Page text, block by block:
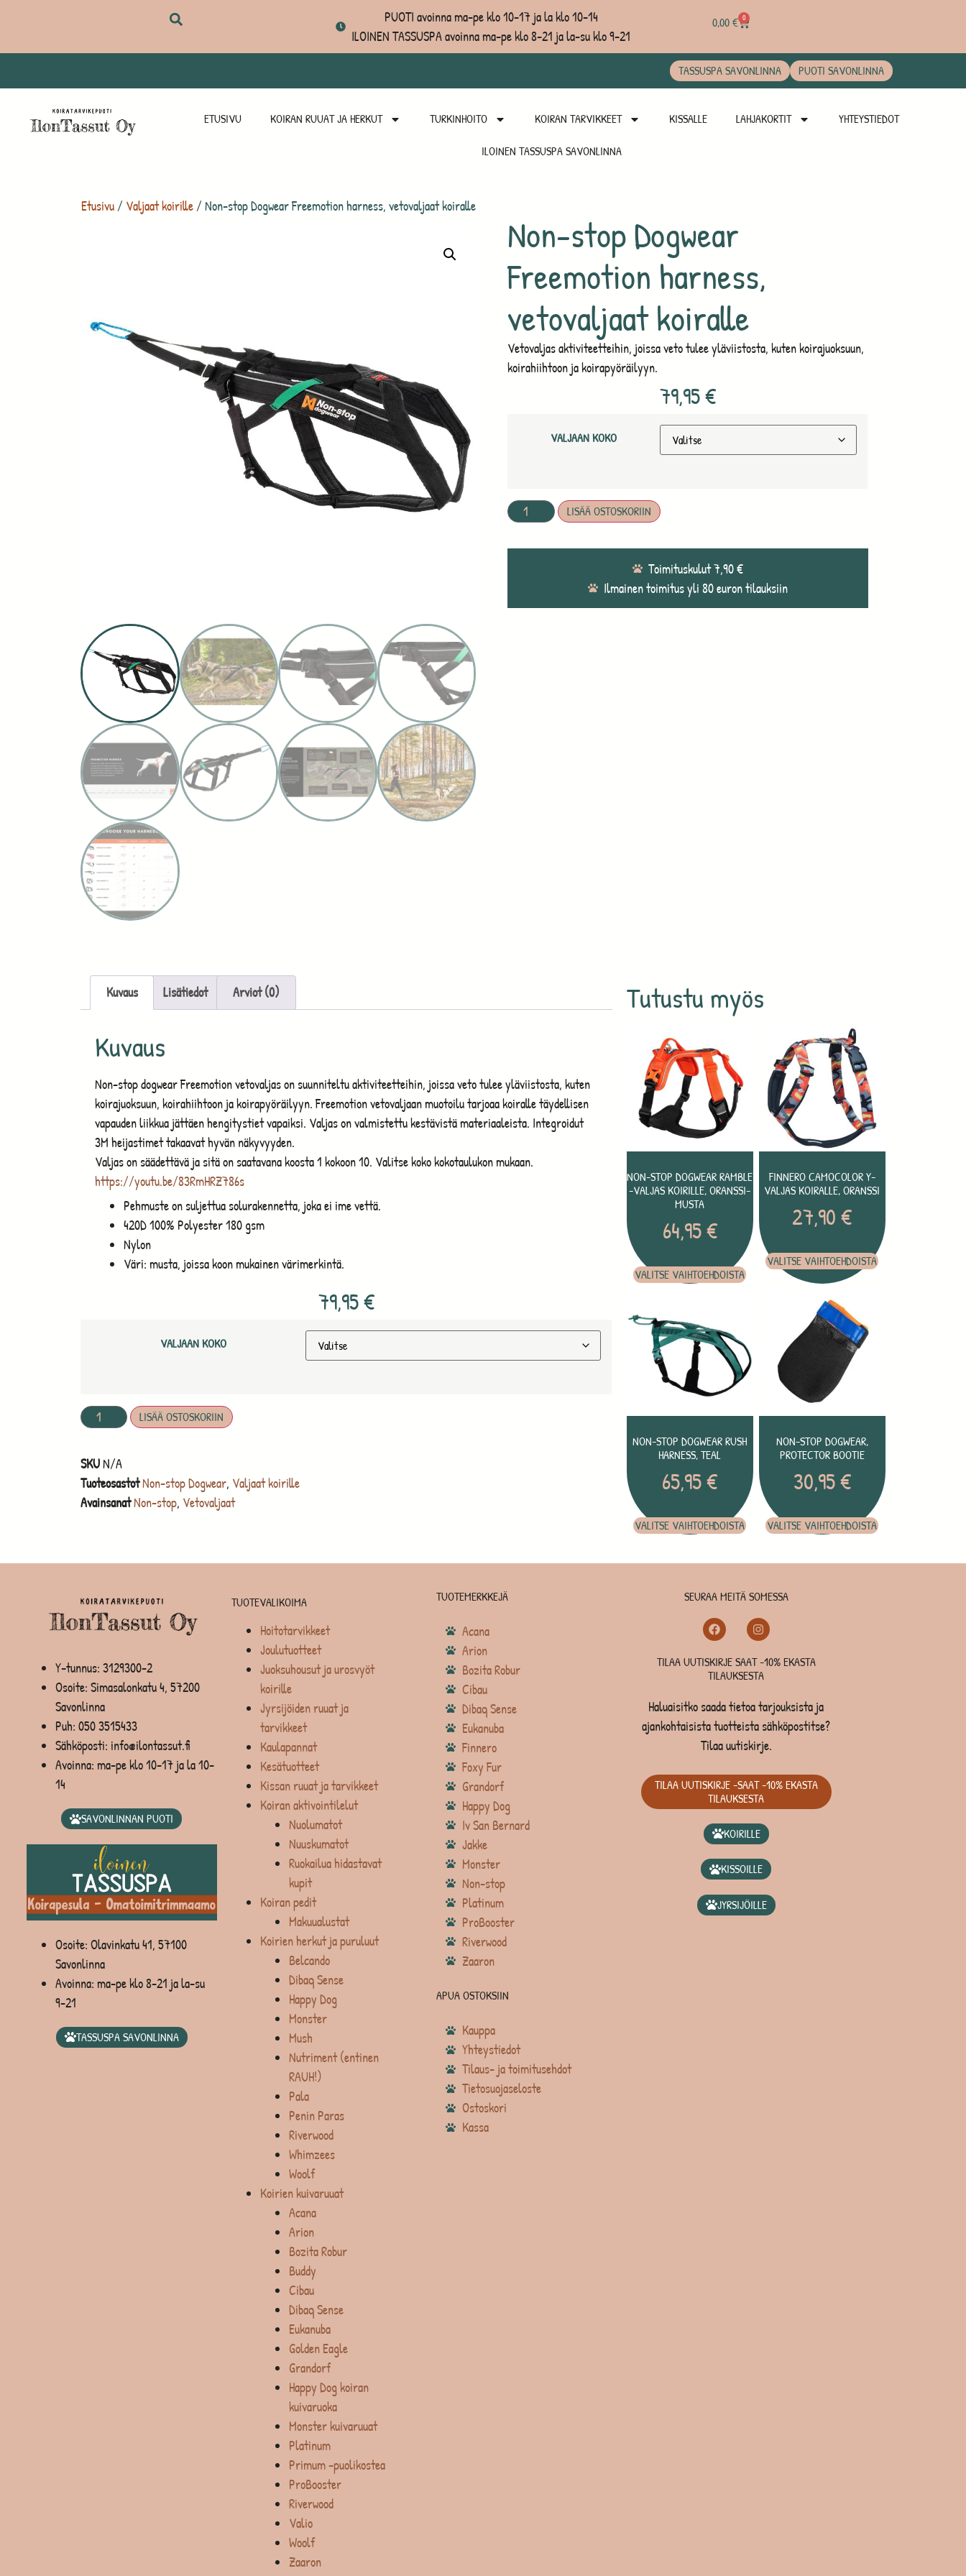
PUOTI avoinna ma-pe klo 10-17 ja la klo 10-14
ILOINEN TASSUSPA avoinna ma-pe klo 8-21 ja la-su klo 9-21
0,00€ 0
TASSUSPA SAVONLINNA PUOTI SAVONLINNA
ETUSIVU KOIRAN RUUAT JA HERKUT TURKINHOITO KOIRAN TARVIKKEET KISSALLE LAHJAKORTIT YHTEYSTIEDOT
ILOINEN TASSUSPA SAVONLINNA
Etusivu/ Valjaat koirille/ Non-stop Dogwear Freemotion harness, vetovaljaat koiralle
Non-stop Dogwear
Freemotion harness,
vetovaljaat koiralle
Vetovaljas aktiviteetteihin, joissa veto tulee yläviistosta, kuten koirajuoksuun,
koirahiihtoon ja koirapyöräilyyn.
79,95€
VALJAAN KOKO
LISÄÄ OSTOSKORIIN
Toimituskulut 7,90 €
Ilmainen toimitus yli 80 euron tilauksiin
Tutustu myös
NON-STOP DOGWEAR RAMBLE
-VALJAS KOIRILLE, ORANSSI-
MUSTA
64,95€
VALITSE VAIHTOEHDOISTA
FINNERO CAMOCOLOR Y-
VALJAS KOIRALLE, ORANSSI
27,90€
VALITSE VAIHTOEHDOISTA
NON-STOP DOGWEAR RUSH
HARNESS, TEAL
65,95€
VALITSE VAIHTOEHDOISTA
NON-STOP DOGWEAR,
PROTECTOR BOOTIE
30,95€
VALITSE VAIHTOEHDOISTA
Kuvaus Lisätiedot Arviot (0)
Kuvaus
Non-stop dogwear Freemotion vetovaljas on suunniteltu aktiviteetteihin, joissa veto tulee yläviistosta, kuten
koirajuoksuun, koirahiihtoon ja koirapyöräilyyn. Freemotion vetovaljaan muotoilu tarjoaa koiralle täydellisen
vapauden liikkua jättäen hengitystiet vapaiksi. Valjas on valmistettu kestävistä materiaaleista. Integroidut
3M heijastimet takaavat hyvän näkyvyyden.
Valjas on säädettävä ja sitä on saatavana koosta 1 kokoon 10. Valitse koko kokotaulukon mukaan.
https://youtu.be/83RmHRZ786s
Pehmuste on suljettua solurakennetta, joka ei ime vettä.
420D 100% Polyester 180 gsm
Nylon
Väri: musta, joissa koon mukainen värimerkintä.
79,95€
VALJAAN KOKO
LISÄÄ OSTOSKORIIN
SKUN/A
TuoteosastotNon-stop Dogwear, Valjaat koirille
AvainsanatNon-stop, Vetovaljaat
Y-tunnus: 3129300-2
Osoite: Simasalonkatu 4, 57200
Savonlinna
Puh: 050 3515433
Sähköposti: info@ilontassut.fi
Avoinna: ma-pe klo 10-17 ja la 10-
14
SAVONLINNAN PUOTI
Osoite: Olavinkatu 41, 57100
Savonlinna
Avoinna: ma-pe klo 8-21 ja la-su
9-21
TASSUSPA SAVONLINNA
TUOTEVALIKOIMA
Hoitotarvikkeet
Joulutuotteet
Juoksuhousut ja urosvyöt
koirille
Jyrsijöiden ruuat ja
tarvikkeet
Kaulapannat
Kesätuotteet
Kissan ruuat ja tarvikkeet
Koiran aktivointilelut
Nuolumatot
Nuuskumatot
Ruokailua hidastavat
kupit
Koiran pedit
Makuualustat
Koirien herkut ja puruluut
Belcando
Dibaq Sense
Happy Dog
Monster
Mush
Nutriment (entinen
RAUH!)
Pala
Penin Paras
Riverwood
Whimzees
Woolf
Koirien kuivaruuat
Acana
Arion
Bozita Robur
Buddy
Cibau
Dibaq Sense
Eukanuba
Golden Eagle
Grandorf
Happy Dog koiran
kuivaruoka
Monster kuivaruuat
Platinum
Primum -puolikostea
ProBooster
Riverwood
Valio
Woolf
Zaaron
TUOTEMERKKEJÄ
Acana
Arion
Bozita Robur
Cibau
Dibaq Sense
Eukanuba
Finnero
Foxy Fur
Grandorf
Happy Dog
Iv San Bernard
Jakke
Monster
Non-stop
Platinum
ProBooster
Riverwood
Zaaron
APUA OSTOKSIIN
Kauppa
Yhteystiedot
Tilaus- ja toimitusehdot
Tietosuojaseloste
Ostoskori
Kassa
SEURAA MEITÄ SOMESSA
TILAA UUTISKIRJE SAAT -10% EKASTA
TILAUKSESTA
Haluaisitko saada tietoa tarjouksista ja
ajankohtaisista tuotteista sähköpostitse?
Tilaa uutiskirje.
TILAA UUTISKIRJE -SAAT -10% EKASTA
TILAUKSESTA
KOIRILLE
KISSOILLE
JYRSIJÖILLE